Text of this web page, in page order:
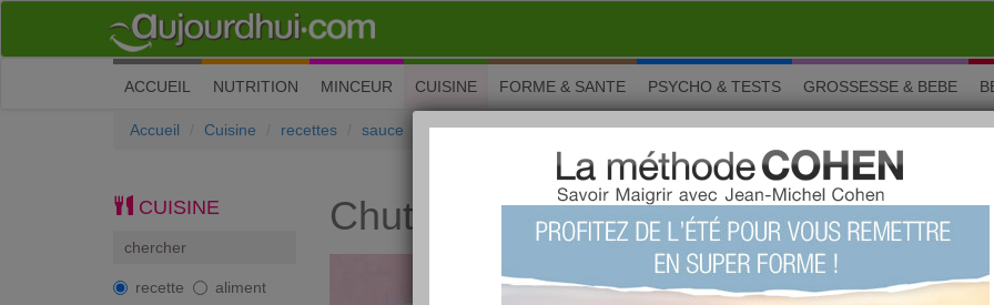
ACCUEIL (current)
NUTRITION MINCEUR CUISINE FORME & SANTE PSYCHO & TESTS GROSSESSE & BEBE
Accueil Cuisine recettes sauce Chutney mangue-ananas
CUISINE
chercher
recette aliment
Chutney mangue-ananas
Faites voyager vos amis durant votre barbecue et
offrez leur cette recette de chutney mangue-ananas